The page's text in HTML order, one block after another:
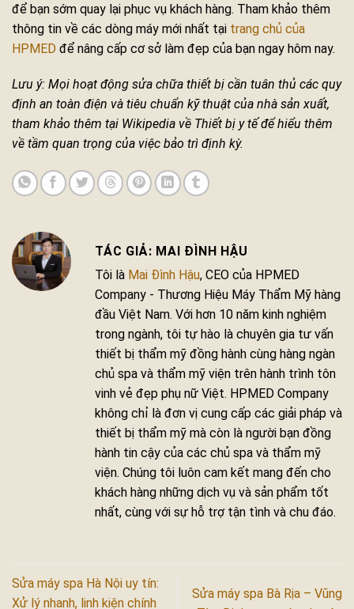
để bạn sớm quay lại phục vụ khách hàng. Tham khảo thêm
thông tin về các dòng máy mới nhất tại trang chủ của
HPMED để nâng cấp cơ sở làm đẹp của bạn ngay hôm nay.
Lưu ý: Mọi hoạt động sửa chữa thiết bị cần tuân thủ các quy
định an toàn điện và tiêu chuẩn kỹ thuật của nhà sản xuất,
tham khảo thêm tại Wikipedia về Thiết bị y tế để hiểu thêm
về tầm quan trọng của việc bảo trì định kỳ.
MAI ĐÌNH HẬU
Tôi là Mai Đình Hậu, CEO của HPMED
Company - Thương Hiệu Máy Thẩm Mỹ hàng
đầu Việt Nam. Với hơn 10 năm kinh nghiệm
trong ngành, tôi tự hào là chuyên gia tư vấn
thiết bị thẩm mỹ đồng hành cùng hàng ngàn
chủ spa và thẩm mỹ viện trên hành trình tôn
vinh vẻ đẹp phụ nữ Việt. HPMED Company
không chỉ là đơn vị cung cấp các giải pháp và
thiết bị thẩm mỹ mà còn là người bạn đồng
hành tin cậy của các chủ spa và thẩm mỹ
viện. Chúng tôi luôn cam kết mang đến cho
khách hàng những dịch vụ và sản phẩm tốt
nhất, cùng với sự hỗ trợ tận tình và chu đáo.
Sửa máy spa Hà Nội uy tín:
Xử lý nhanh, linh kiện chính
Sửa máy spa Bà Rịa – Vũng